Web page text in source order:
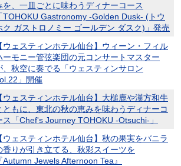
を、一皿ごとに味わうディナーコース
「TOHOKU Gastronomy -Golden Dusk- (トウ
ク ガストロノミー ゴールデン ダスク)」発売
【ウェスティンホテル仙台】ウィーン・フィル
ーモニー管弦楽団の元コンサートマスター
、秋空に奏でる「ウェスティンサロン
」開催
【ウェスティンホテル仙台】大槌鹿や漢方和牛
ともに、東北の秋の恵みを味わうディナーコ
ス「Chef's Journey TOHOKU -Otsuchi-」
【ウェスティンホテル仙台】秋の果実をバニラ
香りが引き立てる、秋彩スイーツを
『Autumn Jewels Afternoon Tea』